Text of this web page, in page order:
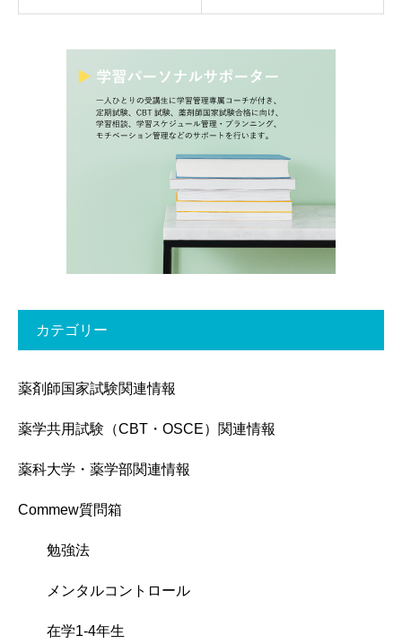
カテゴリー
薬剤師国家試験関連情報
薬学共用試験（CBT・OSCE）関連情報
薬科大学・薬学部関連情報
Commew質問箱
勉強法
メンタルコントロール
在学1-4年生